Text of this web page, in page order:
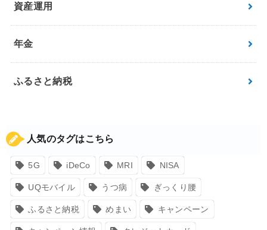
資産運用
年金
ふるさと納税
人気のタグはこちら
5G iDeCo MRI NISA
UQモバイル うつ病 ぎっくり腰
ふるさと納税 めまい キャンペーン